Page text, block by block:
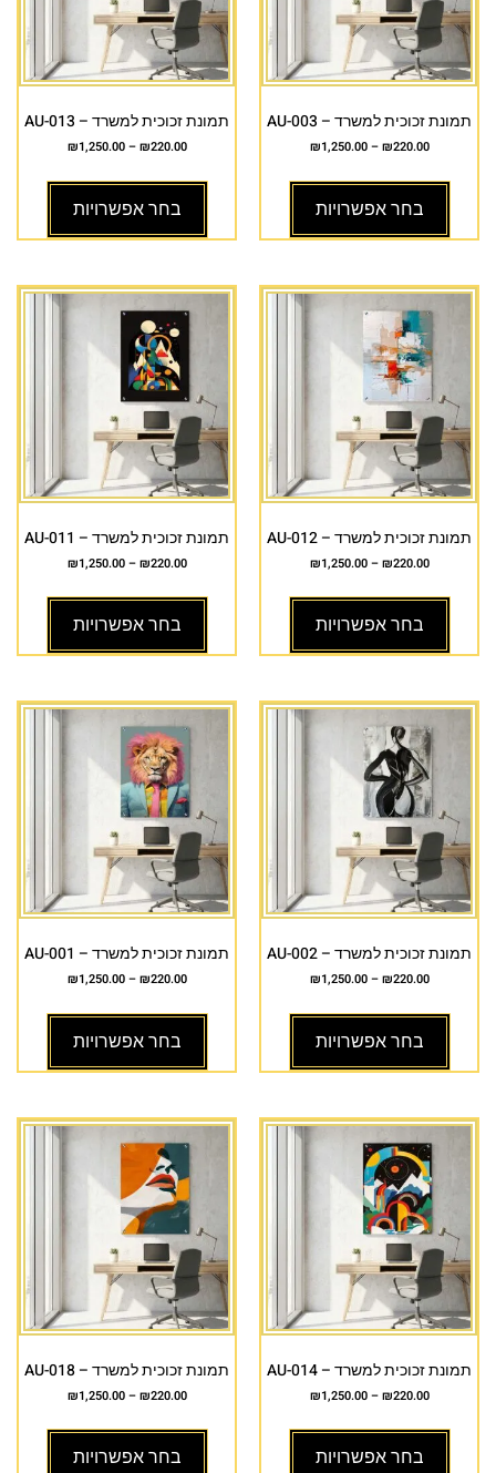
תמונת זכוכית למשרד – AU-003
₪220.00
–
₪1,250.00
בחר אפשרויות
תמונת זכוכית למשרד – AU-013
₪220.00
–
₪1,250.00
בחר אפשרויות
תמונת זכוכית למשרד – AU-012
₪220.00
–
₪1,250.00
בחר אפשרויות
תמונת זכוכית למשרד – AU-011
₪220.00
–
₪1,250.00
בחר אפשרויות
תמונת זכוכית למשרד – AU-002
₪220.00
–
₪1,250.00
בחר אפשרויות
תמונת זכוכית למשרד – AU-001
₪220.00
–
₪1,250.00
בחר אפשרויות
תמונת זכוכית למשרד – AU-014
₪220.00
–
₪1,250.00
בחר אפשרויות
תמונת זכוכית למשרד – AU-018
₪220.00
–
₪1,250.00
בחר אפשרויות